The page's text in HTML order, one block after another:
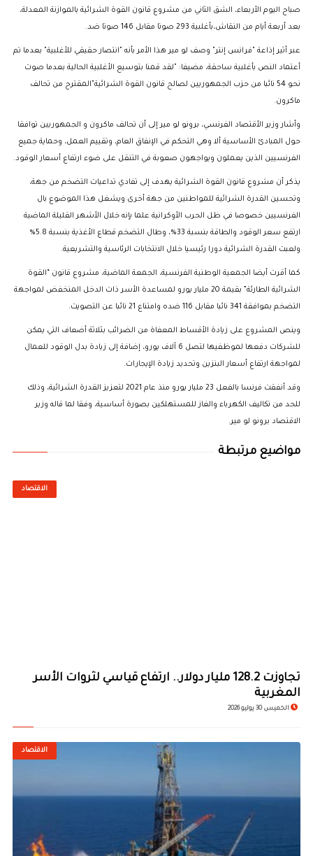
صباح اليوم الأربعاء، الشق الثاني من مشروع قانون القوة الشرائية بالموازنة المعدلة،
بعد أربعة أيام من النقاش،بأغلبية 293 صوتا مقابل 146 صوتا ضد.
عبر أثير إذاعة "فرانس إنتر" وصف لو مير هذا الأمر بأنه "انتصار حقيقي للأغلبية" بعدما تم
أعتماد النص بأغلبية ساحقة، مضيفا: "لقد قمنا بتوسيع الأغلبية الحالية بعدما صوت
نحو 54 نائبا من حزب الجمهوريين لصالح قانون القوة الشرائية"المقترح من تحالف
ماكرون.
وأشار وزير الأقتصاد الفرنسي، برونو لو مير إلى أن تحالف ماكرون و الجمهوريين توافقا
حول المبادئ الأساسية ألا وهي التحكم في الإنفاق العام، وتقييم العمل، وحماية جميع
الفرنسيين الذين يعملون ويواجهون صعوبة في التنقل على ضوء ارتفاع أسعار الوقود.
يذكر أن مشروع قانون القوة الشرائية يهدف إلى تفادي تداعيات التضخم من جهة،
وتحسين القدرة الشرائية للمواطنين من جهة أخرى ويشغل هذا الموضوع بال
الفرنسيين خصوصا في ظل الحرب الأوكرانية علما بإنه خلال الأشهر القليلة الماضية
ارتفع سعر الوقود والطاقة بنسبة 33%، وطال التضخم قطاع الأغذية بنسبة 5.8%
ولعبت القدرة الشرائية دورا رئيسيا خلال الانتخابات الرئاسية والتشريعية.
كما أقرت أيضا الجمعية الوطنية الفرنسية، الجمعة الماضية، مشروع قانون “القوة
الشرائية الطارئة” بقيمة 20 مليار يورو لمساعدة الأسر ذات الدخل المنخفض لمواجهة
التضخم بموافقة 341 نائبا مقابل 116 ضده وامتناع 21 نائبا عن التصويت.
وينص المشروع على زيادة الأقساط المعفاة من الضرائب بثلاثة أضعاف التي يمكن
للشركات دفعها لموظفيها لتصل 6 آلاف يورو، إضافة إلى زيادة بدل الوقود للعمال
لمواجهة ارتفاع أسعار البنزين وتحديد زيادة الإيجارات.
وقد أنفقت فرنسا بالفعل 23 مليار يورو منذ عام 2021 لتعزيز القدرة الشرائية، وذلك
للحد من تكاليف الكهرباء والغاز للمستهلكين بصورة أساسية، وفقا لما قاله وزير
الاقتصاد برونو لو مير.
مواضيع مرتبطة
الاقتصاد
تجاوزت 128.2 مليار دولار.. ارتفاع قياسي لثروات الأسر
المغربية
الخميس 30 يوليو 2026
الاقتصاد